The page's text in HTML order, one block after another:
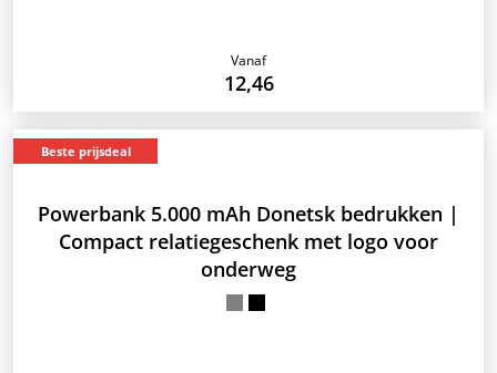
Vanaf
12,46
Beste prijsdeal
Powerbank 5.000 mAh Donetsk bedrukken |
Compact relatiegeschenk met logo voor
onderweg